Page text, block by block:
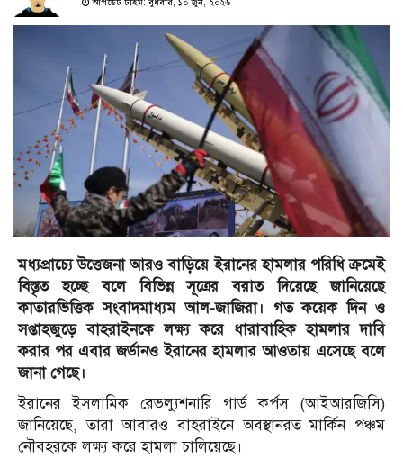
আপডেট টাইম: বুধবার, ১০ জুন, ২০২৬
মধ্যপ্রাচ্যে উত্তেজনা আরও বাড়িয়ে ইরানের হামলার পরিধি ক্রমেই
বিস্তৃত হচ্ছে বলে বিভিন্ন সূত্রের বরাত দিয়েছে জানিয়েছে
কাতারভিত্তিক সংবাদমাধ্যম আল-জাজিরা। গত কয়েক দিন ও
সপ্তাহজুড়ে বাহরাইনকে লক্ষ্য করে ধারাবাহিক হামলার দাবি
করার পর এবার জর্ডানও ইরানের হামলার আওতায় এসেছে বলে
জানা গেছে।
ইরানের ইসলামিক রেভল্যুশনারি গার্ড কর্পস (আইআরজিসি)
জানিয়েছে, তারা আবারও বাহরাইনে অবস্থানরত মার্কিন পঞ্চম
নৌবহরকে লক্ষ্য করে হামলা চালিয়েছে।